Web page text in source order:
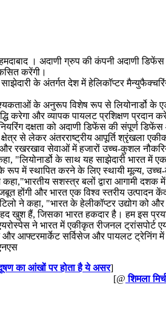
। अदाणी ग्रुप की कंपनी अदाणी
करेंगी।
के अंतर्गत देश में हेलिकॉप्टर
के अनुरूप विशेष रूप से लियोनार्डो के
करेगा और व्यापक पायलट प्रशिक्षण प्रदान
दक्षता को अदाणी डिफेंस की संपूर्ण
से लेकर अंतरराष्ट्रीय आपूर्ति श्रृंखला
रखरखाव सेवाओं में हजारों उच्च-कुशल
"लियोनार्डो के साथ यह साझेदारी भारत में
रूप में स्थापित करने के लिए स्थायी मूल्य,
सशस्त्र बलों द्वारा आगामी दशक में
होंगी और भारत एक विश्व स्तरीय उत्पादन
ने कहा, "भारत के हेलीकॉप्टर उद्योग
खुश हैं, जिसका भारत हकदार है। हम इस
ने भारत में एकीकृत रीजनल ट्रांसपोर्ट
आफ्टरमार्केट सर्विसेज और पायलट ट्रेनिंग में
का आंखों पर होता है ये असर]
[@ शिमला